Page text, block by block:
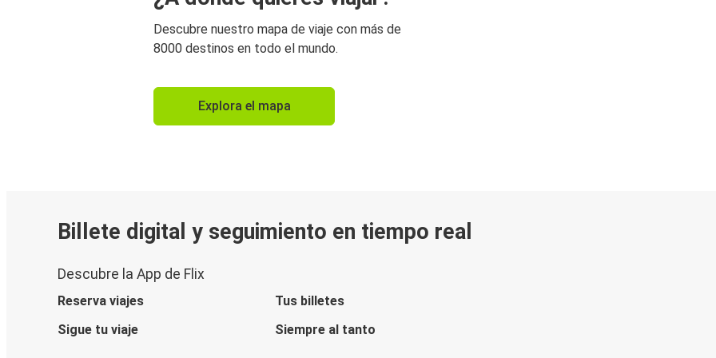
Descubre nuestro mapa de viaje con más de
8000 destinos en todo el mundo.
Explora el mapa
Billete digital y seguimiento en tiempo real
Descubre la App de Flix
Reserva viajes
Tus billetes
Sigue tu viaje
Siempre al tanto